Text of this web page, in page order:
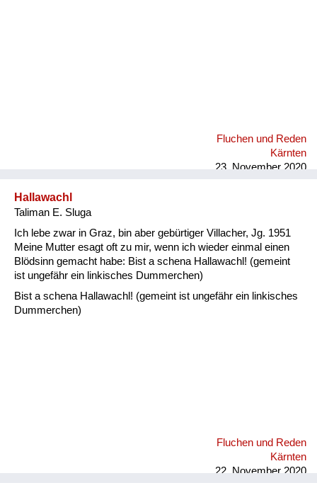
Fluchen und Reden
Kärnten
23. November 2020
Hallawachl
Taliman E. Sluga
Ich lebe zwar in Graz, bin aber gebürtiger Villacher, Jg. 1951
Meine Mutter esagt oft zu mir, wenn ich wieder einmal einen
Blödsinn gemacht habe: Bist a schena Hallawachl! (gemeint
ist ungefähr ein linkisches Dummerchen)
Bist a schena Hallawachl! (gemeint ist ungefähr ein linkisches
Dummerchen)
Fluchen und Reden
Kärnten
22. November 2020